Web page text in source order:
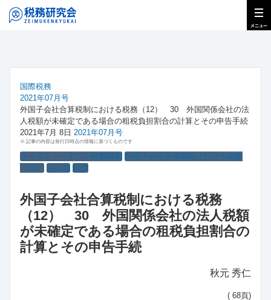
国際税務
2021年07月号
外国子会社合算税制における税務（12） 30 外国関係会社の法
人税額が未確定である場合の租税負担割合の計算とその申告手続
2021年7月 8日 2021年07月号
※ 記事の内容は発行日時点の情報に基づくものです
タックス・ヘイブン対策税制 外国子会社合算税制における税務
（12）
法人税 解説
外国子会社合算税制における税務
（12） 30 外国関係会社の法人税額
が未確定である場合の租税負担割合の
計算とその申告手続
秋元 秀仁
( 68頁)